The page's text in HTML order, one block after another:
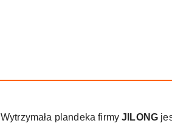
Wytrzymała plandeka firmyJILONG